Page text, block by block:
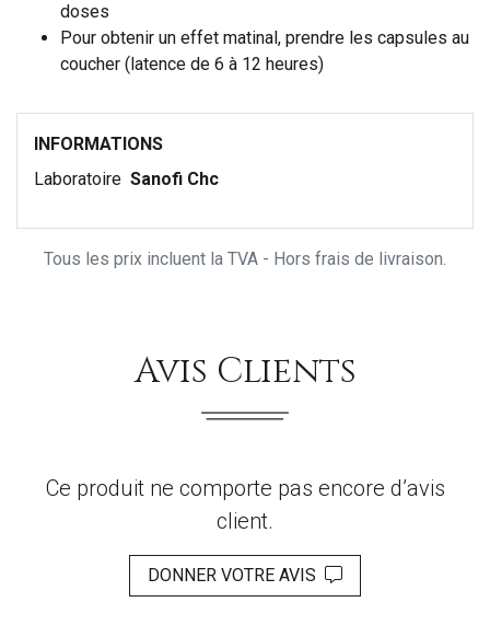
doses
Pour obtenir un effet matinal, prendre les capsules au
coucher (latence de 6 à 12 heures)
INFORMATIONS
Laboratoire Sanofi Chc
Tous les prix incluent la TVA - Hors frais de livraison.
Avis Clients
Ce produit ne comporte pas encore d’avis
client.
DONNER VOTRE AVIS